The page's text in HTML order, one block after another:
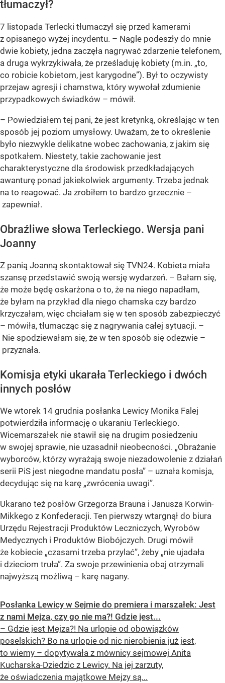
tłumaczył?
7 listopada Terlecki tłumaczył się przed kamerami
z opisanego wyżej incydentu. – Nagle podeszły do mnie
dwie kobiety, jedna zaczęła nagrywać zdarzenie telefonem,
a druga wykrzykiwała, że prześladuję kobiety (m.in. „to,
co robicie kobietom, jest karygodne”). Był to oczywisty
przejaw agresji i chamstwa, który wywołał zdumienie
przypadkowych świadków – mówił.
– Powiedziałem tej pani, że jest kretynką, określając w ten
sposób jej poziom umysłowy. Uważam, że to określenie
było niezwykle delikatne wobec zachowania, z jakim się
spotkałem. Niestety, takie zachowanie jest
charakterystyczne dla środowisk przedkładających
awanturę ponad jakiekolwiek argumenty. Trzeba jednak
na to reagować. Ja zrobiłem to bardzo grzecznie –
zapewniał.
Obraźliwe słowa Terleckiego. Wersja pani
Joanny
Z panią Joanną skontaktował się TVN24. Kobieta miała
szansę przedstawić swoją wersję wydarzeń. – Bałam się,
że może będę oskarżona o to, że na niego napadłam,
że byłam na przykład dla niego chamska czy bardzo
krzyczałam, więc chciałam się w ten sposób zabezpieczyć
– mówiła, tłumacząc się z nagrywania całej sytuacji. –
Nie spodziewałam się, że w ten sposób się odezwie –
przyznała.
Komisja etyki ukarała Terleckiego i dwóch
innych posłów
We wtorek 14 grudnia posłanka Lewicy Monika Falej
potwierdziła informację o ukaraniu Terleckiego.
Wicemarszałek nie stawił się na drugim posiedzeniu
w swojej sprawie, nie uzasadnił nieobecności. „Obrażanie
wyborców, którzy wyrażają swoje niezadowolenie z działań
serii PiS jest niegodne mandatu posła” – uznała komisja,
decydując się na karę „zwrócenia uwagi”.
Ukarano też posłów Grzegorza Brauna i Janusza Korwin-
Mikkego z Konfederacji. Ten pierwszy wtargnął do biura
Urzędu Rejestracji Produktów Leczniczych, Wyrobów
Medycznych i Produktów Biobójczych. Drugi mówił
że kobiecie „czasami trzeba przylać”, żeby „nie ujadała
i dzieciom truła”. Za swoje przewinienia obaj otrzymali
najwyższą możliwą – karę nagany.
Posłanka Lewicy w Sejmie do premiera i marszałek: Jest
z nami Mejza, czy go nie ma?! Gdzie jest...
– Gdzie jest Mejza?! Na urlopie od obowiązków
poselskich? Bo na urlopie od nic nierobienia już jest,
to wiemy – dopytywała z mównicy sejmowej Anita
Kucharska-Dziedzic z Lewicy. Na jej zarzuty,
że oświadczenia majątkowe Mejzy są...